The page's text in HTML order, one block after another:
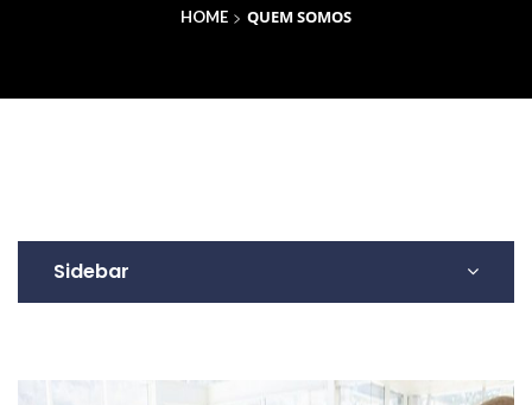
HOME > QUEM SOMOS
Sidebar